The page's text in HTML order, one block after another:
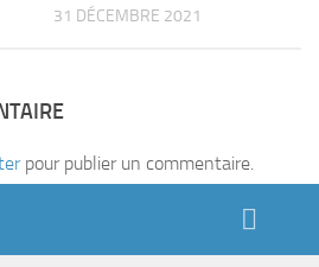
31 DÉCEMBRE 2021
pour publier un commentaire.